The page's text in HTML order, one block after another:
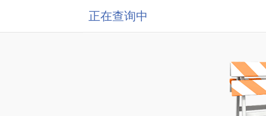
正在查询中